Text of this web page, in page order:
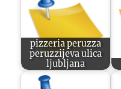
pizzeria peruzza
peruzzijeva ulica
ljubljana